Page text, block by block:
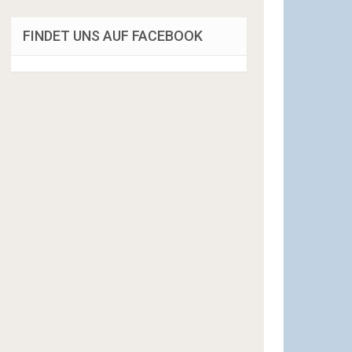
FINDET UNS AUF FACEBOOK